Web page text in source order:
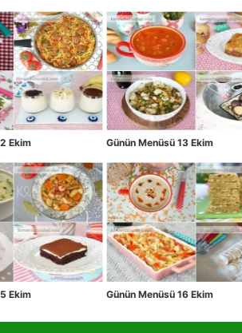
Ekim Günün Menüsü 13 Ekim
Ekim Günün Menüsü 16 Ekim